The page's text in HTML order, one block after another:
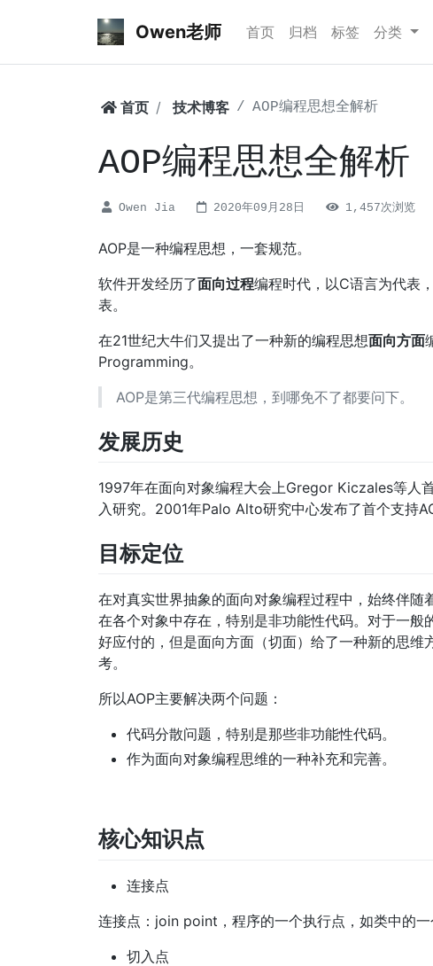
Owen老师 首页 归档 标签 分类
首页 技术博客 AOP编程思想全解析
AOP编程思想全解析
Owen Jia 2020年09月28日 1,457次浏览
AOP是一种编程思想，一套规范。
软件开发经历了面向过程编程时代，以C语言为代表
表。
在21世纪大牛们又提出了一种新的编程思想面向方面
Programming。
AOP是第三代编程思想，到哪免不了都要问下。
发展历史
1997年在面向对象编程大会上Gregor Kiczales等人
入研究。2001年Palo Alto研究中心发布了首个支持
目标定位
在对真实世界抽象的面向对象编程过程中，始终伴
在各个对象中存在，特别是非功能性代码。对于一
好应付的，但是面向方面（切面）给了一种新的思
考。
所以AOP主要解决两个问题：
代码分散问题，特别是那些非功能性代码。
作为面向对象编程思维的一种补充和完善。
核心知识点
连接点
连接点：join point，程序的一个执行点，如类中的一
切入点